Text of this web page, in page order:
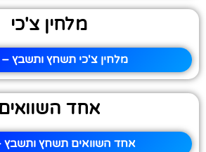
מלחין צ'כי
מלחין צ'כי תשחץ ותשבץ –
אחד
אחד השוואים תשחץ ותשבץ